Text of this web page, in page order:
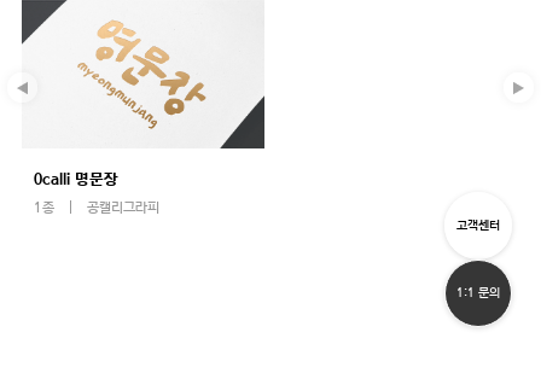
0calli 명문장
1종 공캘리그라피
고객센터
1:1 문의